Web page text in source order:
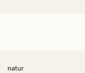
natur